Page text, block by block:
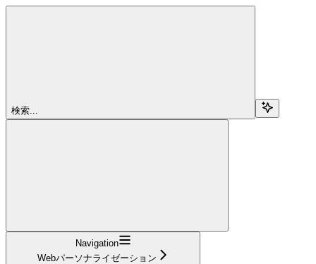
検索...
Navigation
Webパーソナライゼーション